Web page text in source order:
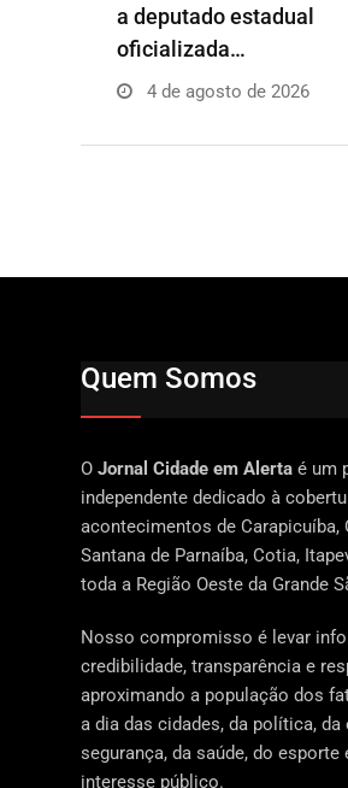
a deputado estadual
oficializada…
4 de agosto de 2026
Quem Somos
O Jornal Cidade em Alerta é um
independente dedicado à
acontecimentos de Carapicuíba,
Santana de Parnaíba, Cotia,
toda a Região Oeste da Grande
Nosso compromisso é levar
credibilidade, transparência e
aproximando a população dos
a dia das cidades, da política, da
segurança, da saúde, do esporte
interesse público.